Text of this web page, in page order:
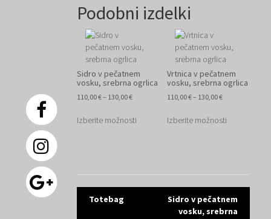
Podobni izdelki
Sidro v pečatnem
vosku, srebrna ogrlica
110,00€– 130,00€Cenovni
od
Izberite možnosti
Vrtnica v pečatnem
vosku, srebrna ogrlica
110,00€– 130,00€Cenovni
od
Izberite možnostiizdelek
izberete
na
Post
Totebag
Sidro v pečatnem
vosku, srebrna